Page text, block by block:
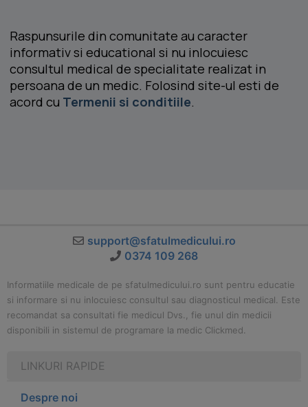
Raspunsurile din comunitate au caracter
informativ si educational si nu inlocuiesc
consultul medical de specialitate realizat in
persoana de un medic. Folosind site-ul esti de
acord cu Termenii si conditiile.
support@sfatulmedicului.ro
0374 109 268
Informatiile medicale de pe sfatulmedicului.ro sunt pentru educatie
si informare si nu inlocuiesc consultul sau diagnosticul medical. Este
recomandat sa consultati fie medicul Dvs., fie unul din medicii
disponibili in sistemul de programare la medic Clickmed.
LINKURI RAPIDE
Despre noi